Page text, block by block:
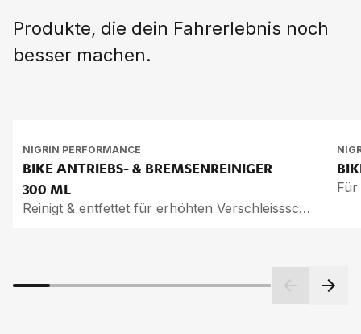
Produkte, die dein Fahrerlebnis noch
besser machen.
NIGRIN PERFORMANCE
BIKE AN­TRIEBS- & BREM­SEN­REI­NI­GER
300 ML
Reinigt & entfettet für erhöhten Verschleissschutz